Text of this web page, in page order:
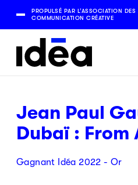
PROPULSÉ PAR L’ASSOCIATION DES
COMMUNICATION CRÉATIVE
Jean Paul
Dubaï : From
Gagnant Idéa 2022 - Or